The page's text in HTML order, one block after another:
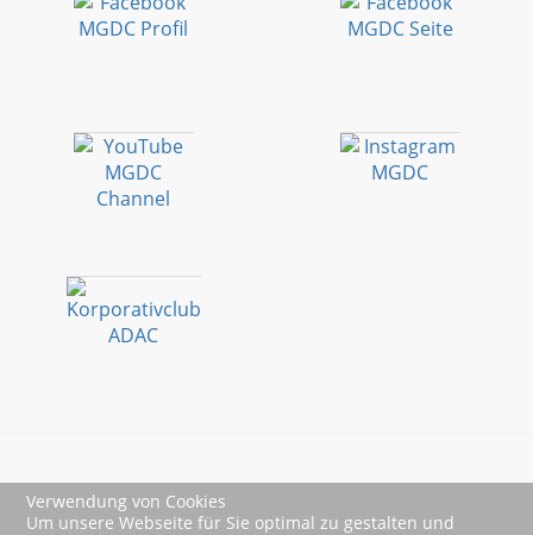
Impressum
Verwendung von Cookies
Um unsere Webseite für Sie optimal zu gestalten und